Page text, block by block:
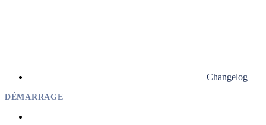
Changelog
DÉMARRAGE